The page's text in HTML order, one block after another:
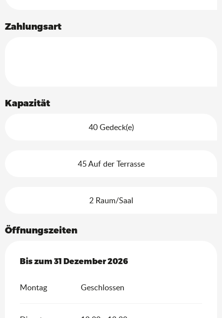
Zahlungsart
Kapazität
40 Gedeck(e)
45 Auf der Terrasse
2 Raum/Saal
Öffnungszeiten
vom5 März 2026bis zum31 Dezember 2026
Bis zum 31 Dezember 2026
Montag Geschlossen